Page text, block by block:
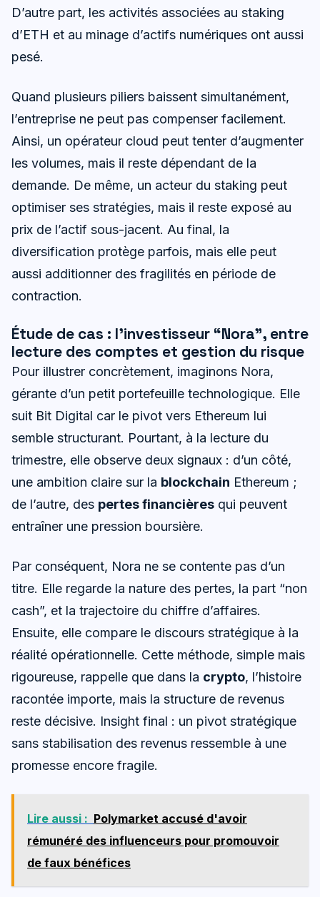
D’autre part, les activités associées au staking
d’ETH et au minage d’actifs numériques ont aussi
pesé.
Quand plusieurs piliers baissent simultanément,
l’entreprise ne peut pas compenser facilement.
Ainsi, un opérateur cloud peut tenter d’augmenter
les volumes, mais il reste dépendant de la
demande. De même, un acteur du staking peut
optimiser ses stratégies, mais il reste exposé au
prix de l’actif sous-jacent. Au final, la
diversification protège parfois, mais elle peut
aussi additionner des fragilités en période de
contraction.
Étude de cas : l’investisseur “Nora”, entre
lecture des comptes et gestion du risque
Pour illustrer concrètement, imaginons Nora,
gérante d’un petit portefeuille technologique. Elle
suit Bit Digital car le pivot vers Ethereum lui
semble structurant. Pourtant, à la lecture du
trimestre, elle observe deux signaux : d’un côté,
une ambition claire sur la blockchain Ethereum ;
de l’autre, des pertes financières qui peuvent
entraîner une pression boursière.
Par conséquent, Nora ne se contente pas d’un
titre. Elle regarde la nature des pertes, la part “non
cash”, et la trajectoire du chiffre d’affaires.
Ensuite, elle compare le discours stratégique à la
réalité opérationnelle. Cette méthode, simple mais
rigoureuse, rappelle que dans la crypto, l’histoire
racontée importe, mais la structure de revenus
reste décisive. Insight final : un pivot stratégique
sans stabilisation des revenus ressemble à une
promesse encore fragile.
Lire aussi : Polymarket accusé d'avoir
rémunéré des influenceurs pour promouvoir
de faux bénéfices